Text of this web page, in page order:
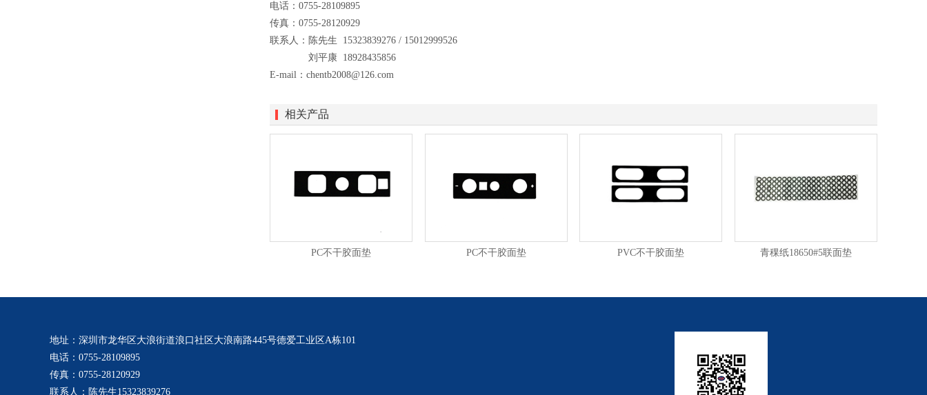
电话：0755-28109895
传真：0755-28120929
联系人：陈先生 15323839276 / 15012999526
刘平康 18928435856
E-mail：chentb2008@126.com
相关产品
PC不干胶面垫 PC不干胶面垫 PVC不干胶面垫 青稞纸18650#5联面垫
地址：深圳市龙华区大浪街道浪口社区大浪南路445号德爱工业区A栋101
电话：0755-28109895
传真：0755-28120929
联系人：陈先生15323839276